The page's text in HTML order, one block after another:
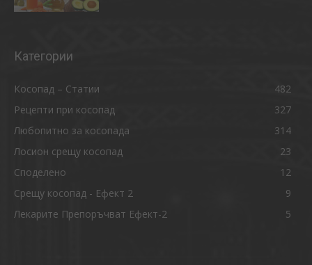
Категории
Косопад – Статии
482
Рецепти при косопад
327
Любопитно за косопада
314
Лосион срещу косопад
23
Споделено
12
Срещу косопад - Ефект 2
9
Лекарите Препоръчват Ефект-2
5